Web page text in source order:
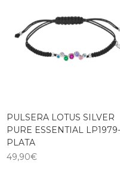
PULSERA LOTUS SILVER
PURE ESSENTIAL
PLATA
49,90€